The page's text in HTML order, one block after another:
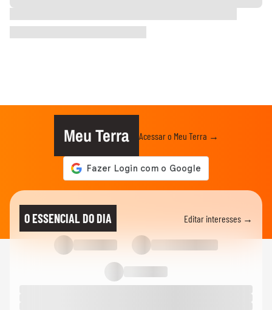
Meu Terra Acessar o Meu Terra →
O ESSENCIAL DO DIA Editar interesses →